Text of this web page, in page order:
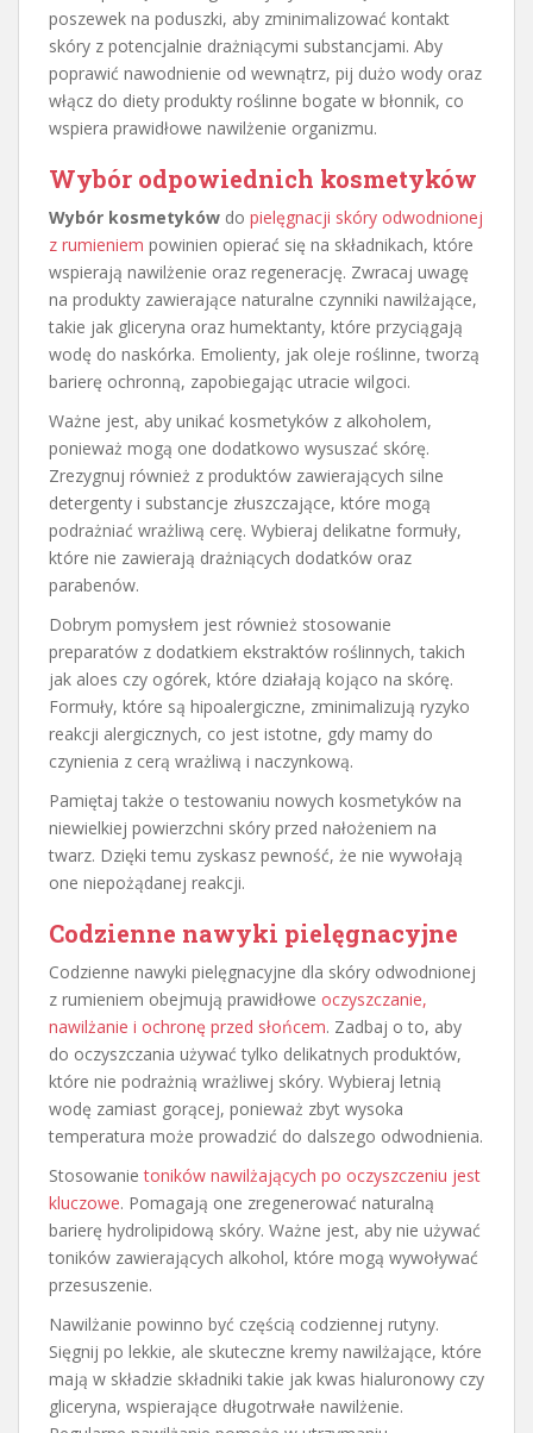
poszewek na poduszki, aby zminimalizować kontakt
skóry z potencjalnie drażniącymi substancjami. Aby
poprawić nawodnienie od wewnątrz, pij dużo wody oraz
włącz do diety produkty roślinne bogate w błonnik, co
wspiera prawidłowe nawilżenie organizmu.
Wybór odpowiednich kosmetyków
Wybór kosmetyków do pielęgnacji skóry odwodnionej
z rumieniem powinien opierać się na składnikach, które
wspierają nawilżenie oraz regenerację. Zwracaj uwagę
na produkty zawierające naturalne czynniki nawilżające,
takie jak gliceryna oraz humektanty, które przyciągają
wodę do naskórka. Emolienty, jak oleje roślinne, tworzą
barierę ochronną, zapobiegając utracie wilgoci.
Ważne jest, aby unikać kosmetyków z alkoholem,
ponieważ mogą one dodatkowo wysuszać skórę.
Zrezygnuj również z produktów zawierających silne
detergenty i substancje złuszczające, które mogą
podrażniać wrażliwą cerę. Wybieraj delikatne formuły,
które nie zawierają drażniących dodatków oraz
parabenów.
Dobrym pomysłem jest również stosowanie
preparatów z dodatkiem ekstraktów roślinnych, takich
jak aloes czy ogórek, które działają kojąco na skórę.
Formuły, które są hipoalergiczne, zminimalizują ryzyko
reakcji alergicznych, co jest istotne, gdy mamy do
czynienia z cerą wrażliwą i naczynkową.
Pamiętaj także o testowaniu nowych kosmetyków na
niewielkiej powierzchni skóry przed nałożeniem na
twarz. Dzięki temu zyskasz pewność, że nie wywołają
one niepożądanej reakcji.
Codzienne nawyki pielęgnacyjne
Codzienne nawyki pielęgnacyjne dla skóry odwodnionej
z rumieniem obejmują prawidłowe oczyszczanie,
nawilżanie i ochronę przed słońcem. Zadbaj o to, aby
do oczyszczania używać tylko delikatnych produktów,
które nie podrażnią wrażliwej skóry. Wybieraj letnią
wodę zamiast gorącej, ponieważ zbyt wysoka
temperatura może prowadzić do dalszego odwodnienia.
Stosowanietoników nawilżających po oczyszczeniu jest
kluczowe. Pomagają one zregenerować naturalną
barierę hydrolipidową skóry. Ważne jest, aby nie używać
toników zawierających alkohol, które mogą wywoływać
przesuszenie.
Nawilżanie powinno być częścią codziennej rutyny.
Sięgnij po lekkie, ale skuteczne kremy nawilżające, które
mają w składzie składniki takie jak kwas hialuronowy czy
gliceryna, wspierające długotrwałe nawilżenie.